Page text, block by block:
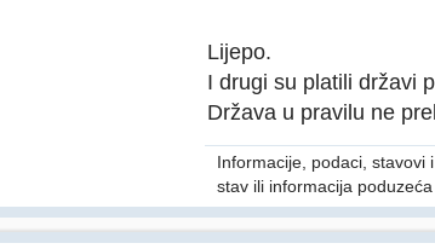
Lijepo.
I drugi su platili državi
Država u pravilu ne
Informacije, podaci, stavovi
stav ili informacija